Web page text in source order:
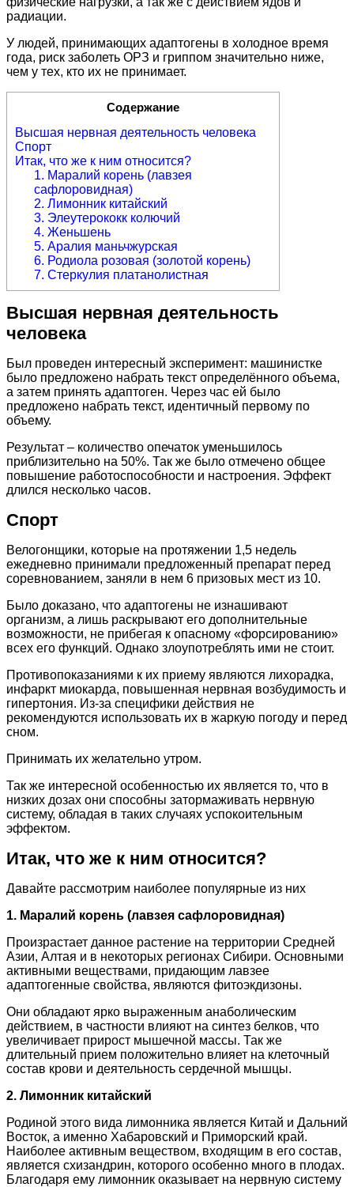
радиации.
У людей, принимающих адаптогены в холодное время
года, риск заболеть ОРЗ и гриппом значительно ниже,
чем у тех, кто их не принимает.
Содержание
Высшая нервная деятельность человека
Спорт
Итак, что же к ним относится?
1. Маралий корень (лавзея
сафлоровидная)
2. Лимонник китайский
3. Элеутерококк колючий
4. Женьшень
5. Аралия маньчжурская
6. Родиола розовая (золотой корень)
7. Стеркулия платанолистная
Высшая нервная деятельность
человека
Был проведен интересный эксперимент: машинистке
было предложено набрать текст определённого объема,
а затем принять адаптоген. Через час ей было
предложено набрать текст, идентичный первому по
объему.
Результат – количество опечаток уменьшилось
приблизительно на 50%. Так же было отмечено общее
повышение работоспособности и настроения. Эффект
длился несколько часов.
Спорт
Велогонщики, которые на протяжении 1,5 недель
ежедневно принимали предложенный препарат перед
соревнованием, заняли в нем 6 призовых мест из 10.
Было доказано, что адаптогены не изнашивают
организм, а лишь раскрывают его дополнительные
возможности, не прибегая к опасному «форсированию»
всех его функций. Однако злоупотреблять ими не стоит.
Противопоказаниями к их приему являются лихорадка,
инфаркт миокарда, повышенная нервная возбудимость и
гипертония. Из-за специфики действия не
рекомендуются использовать их в жаркую погоду и перед
сном.
Принимать их желательно утром.
Так же интересной особенностью их является то, что в
низких дозах они способны затормаживать нервную
систему, обладая в таких случаях успокоительным
эффектом.
Итак, что же к ним относится?
Давайте рассмотрим наиболее популярные из них
1. Маралий корень (лавзея сафлоровидная)
Произрастает данное растение на территории Средней
Азии, Алтая и в некоторых регионах Сибири. Основными
активными веществами, придающим лавзее
адаптогенные свойства, являются фитоэкдизоны.
Они обладают ярко выраженным анаболическим
действием, в частности влияют на синтез белков, что
увеличивает прирост мышечной массы. Так же
длительный прием положительно влияет на клеточный
состав крови и деятельность сердечной мышцы.
2. Лимонник китайский
Родиной этого вида лимонника является Китай и Дальний
Восток, а именно Хабаровский и Приморский край.
Наиболее активным веществом, входящим в его состав,
является схизандрин, которого особенно много в плодах.
Благодаря ему лимонник оказывает на нервную систему